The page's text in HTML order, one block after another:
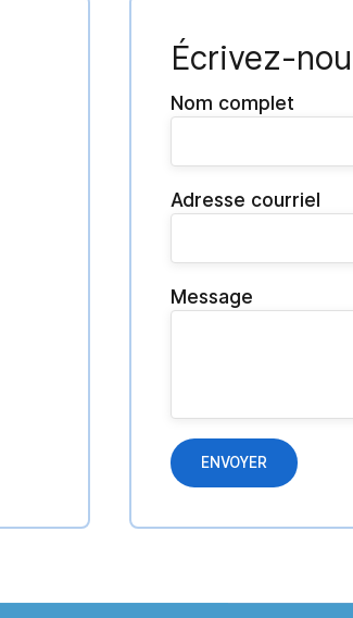
Écrivez-
Nom complet
Adresse courriel
Message
ENVOYER